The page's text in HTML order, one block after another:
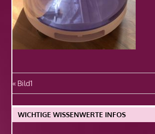
Beitragsnavigation
Vorheriger
Beitrag:
Bild1
WICHTIGE WISSENWERTE INFOS